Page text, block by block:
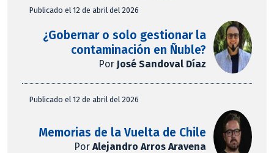
Publicado el 12 de abril del 2026
¿Gobernar o solo gestionar la
contaminación en Ñuble?
Por José Sandoval Díaz
Publicado el 12 de abril del 2026
Memorias de la Vuelta de Chile
PorAlejandro Arros Aravena